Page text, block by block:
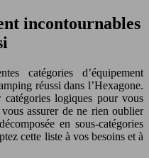
incontournables
catégories d’équipement
réussi dans l’Hexagone.
logiques pour vous
assurer de ne rien oublier
en sous-catégories
cette liste à vos besoins et à